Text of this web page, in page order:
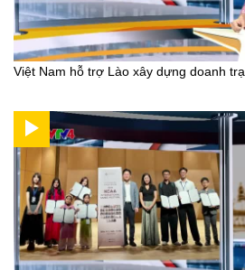
Việt Nam hỗ trợ Lào xây dựng doanh